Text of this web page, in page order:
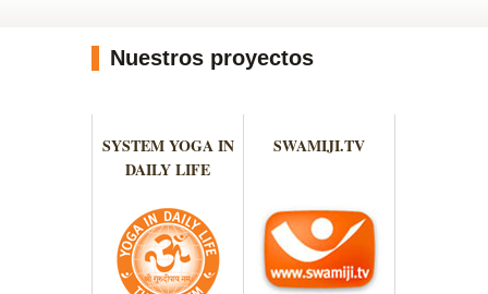
Nuestros proyectos
SYSTEM YOGA IN
DAILY LIFE
SWAMIJI.TV